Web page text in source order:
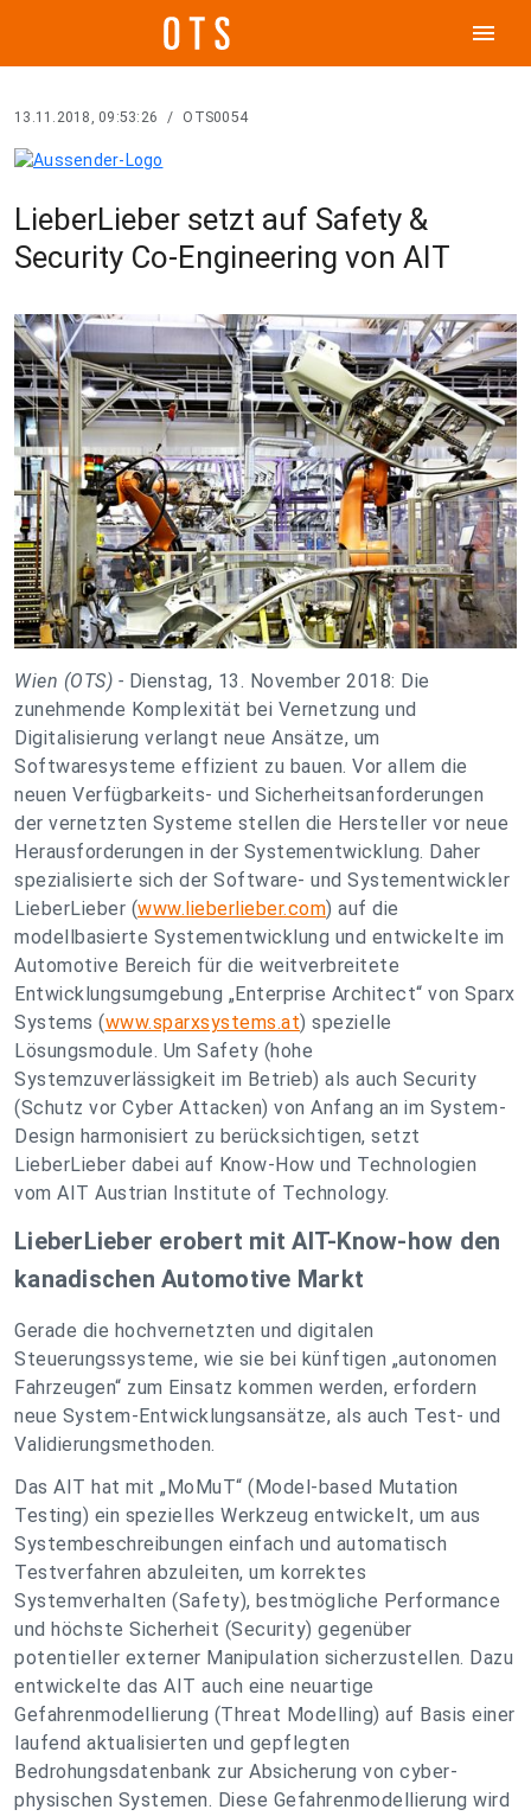
menu
13.11.2018, 09:53:26 / OTS0054
LieberLieber setzt auf Safety &
Security Co-Engineering von AIT
Wien (OTS) - Dienstag, 13. November 2018: Die
zunehmende Komplexität bei Vernetzung und
Digitalisierung verlangt neue Ansätze, um
Softwaresysteme effizient zu bauen. Vor allem die
neuen Verfügbarkeits- und Sicherheitsanforderungen
der vernetzten Systeme stellen die Hersteller vor neue
Herausforderungen in der Systementwicklung. Daher
spezialisierte sich der Software- und Systementwickler
LieberLieber (www.lieberlieber.com) auf die
modellbasierte Systementwicklung und entwickelte im
Automotive Bereich für die weitverbreitete
Entwicklungsumgebung „Enterprise Architect“ von Sparx
Systems (www.sparxsystems.at) spezielle
Lösungsmodule. Um Safety (hohe
Systemzuverlässigkeit im Betrieb) als auch Security
(Schutz vor Cyber Attacken) von Anfang an im System-
Design harmonisiert zu berücksichtigen, setzt
LieberLieber dabei auf Know-How und Technologien
vom AIT Austrian Institute of Technology.
LieberLieber erobert mit AIT-Know-how den
kanadischen Automotive Markt
Gerade die hochvernetzten und digitalen
Steuerungssysteme, wie sie bei künftigen „autonomen
Fahrzeugen“ zum Einsatz kommen werden, erfordern
neue System-Entwicklungsansätze, als auch Test- und
Validierungsmethoden.
Das AIT hat mit „MoMuT“ (Model-based Mutation
Testing) ein spezielles Werkzeug entwickelt, um aus
Systembeschreibungen einfach und automatisch
Testverfahren abzuleiten, um korrektes
Systemverhalten (Safety), bestmögliche Performance
und höchste Sicherheit (Security) gegenüber
potentieller externer Manipulation sicherzustellen. Dazu
entwickelte das AIT auch eine neuartige
Gefahrenmodellierung (Threat Modelling) auf Basis einer
laufend aktualisierten und gepflegten
Bedrohungsdatenbank zur Absicherung von cyber-
physischen Systemen. Diese Gefahrenmodellierung wird